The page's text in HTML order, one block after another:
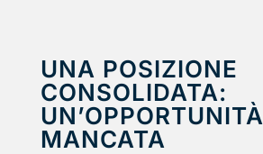
UNA POSIZIONE
CONSOLIDATA:
UN’OPPORTUNITÀ
MANCATA